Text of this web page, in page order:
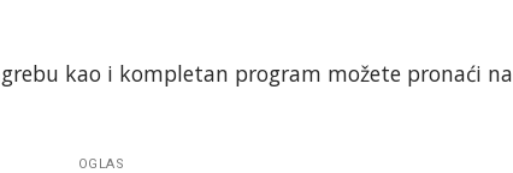
kao i kompletan program možete pronaći na
OGLAS